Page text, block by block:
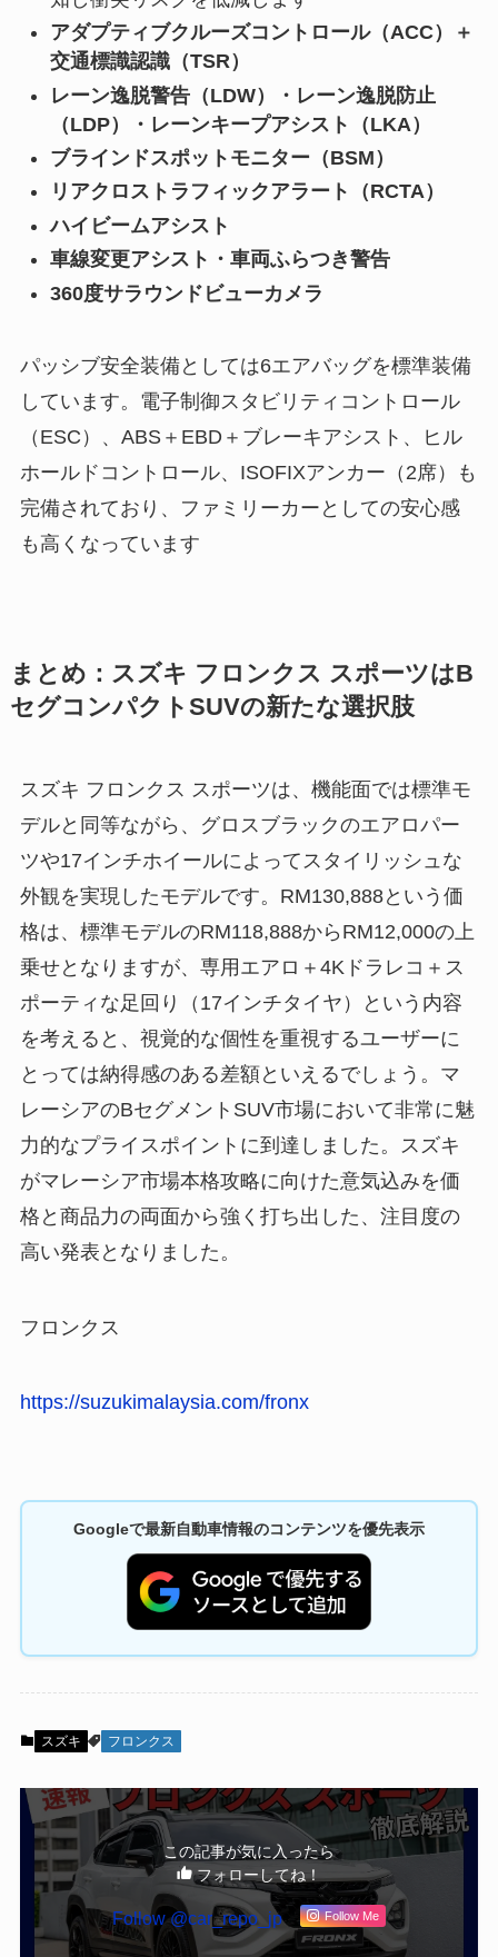
アダプティブクルーズコントロール（ACC）＋
交通標識認識（TSR）
レーン逸脱警告（LDW）・レーン逸脱防止
（LDP）・レーンキープアシスト（LKA）
ブラインドスポットモニター（BSM）
リアクロストラフィックアラート（RCTA）
ハイビームアシスト
車線変更アシスト・車両ふらつき警告
360度サラウンドビューカメラ
パッシブ安全装備としては6エアバッグを標準装備
しています。電子制御スタビリティコントロール
（ESC）、ABS＋EBD＋ブレーキアシスト、ヒル
ホールドコントロール、ISOFIXアンカー（2席）も
完備されており、ファミリーカーとしての安心感
も高くなっています
まとめ：スズキ フロンクス スポーツはB
セグコンパクトSUVの新たな選択肢
スズキ フロンクス スポーツは、機能面では標準モ
デルと同等ながら、グロスブラックのエアロパー
ツや17インチホイールによってスタイリッシュな
外観を実現したモデルです。RM130,888という価
格は、標準モデルのRM118,888からRM12,000の上
乗せとなりますが、専用エアロ＋4Kドラレコ＋ス
ポーティな足回り（17インチタイヤ）という内容
を考えると、視覚的な個性を重視するユーザーに
とっては納得感のある差額といえるでしょう。マ
レーシアのBセグメントSUV市場において非常に魅
力的なプライスポイントに到達しました。スズキ
がマレーシア市場本格攻略に向けた意気込みを価
格と商品力の両面から強く打ち出した、注目度の
高い発表となりました。
フロンクス
https://suzukimalaysia.com/fronx
Googleで最新自動車情報のコンテンツを優先表示
スズキ フロンクス
この記事が気に入ったら
フォローしてね！
Follow @car_repo_jp Follow Me